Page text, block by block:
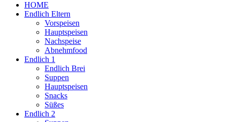
HOME
Endlich Eltern
Vorspeisen
Hauptspeisen
Nachspeise
Abnehmfood
Endlich 1
Endlich Brei
Suppen
Hauptspeisen
Snacks
Süßes
Endlich 2